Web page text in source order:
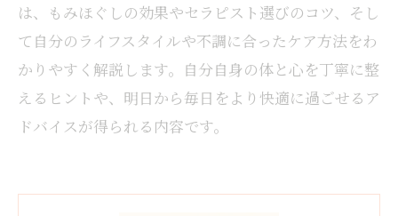
は、もみほぐしの効果やセラピスト選びのコツ、そし
て自分のライフスタイルや不調に合ったケア方法をわ
かりやすく解説します。自分自身の体と心を丁寧に整
えるヒントや、明日から毎日をより快適に過ごせるア
ドバイスが得られる内容です。